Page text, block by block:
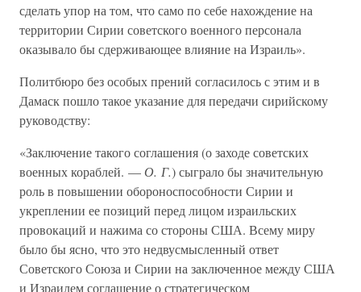
сделать упор на том, что само по себе нахождение на
территории Сирии советского военного персонала
оказывало бы сдерживающее влияние на Израиль».
Политбюро без особых прений согласилось с этим и в
Дамаск пошло такое указание для передачи сирийскому
руководству:
«Заключение такого соглашения (о заходе советских
военных кораблей. —О. Г.) сыграло бы значительную
роль в повышении обороноспособности Сирии и
укреплении ее позиций перед лицом израильских
провокаций и нажима со стороны США. Всему миру
было бы ясно, что это недвусмысленный ответ
Советского Союза и Сирии на заключенное между США
и Израилем соглашение о стратегическом